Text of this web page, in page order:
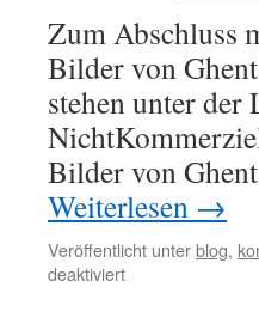
Zum Abschluss
Bilder von
stehen unter der
Bilder von
Weiterlesen →
Veröffentlicht unterblog,
deaktiviertfür